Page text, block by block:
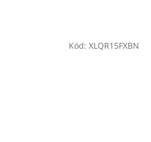
Kód: XLQR15FXBN